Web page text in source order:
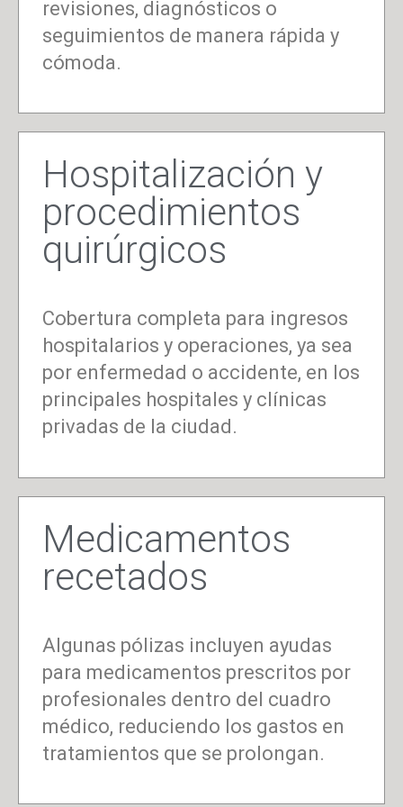
revisiones, diagnósticos o
seguimientos de manera rápida y
cómoda.
Hospitalización y
procedimientos
quirúrgicos
Cobertura completa para ingresos
hospitalarios y operaciones, ya sea
por enfermedad o accidente, en los
principales hospitales y clínicas
privadas de la ciudad.
Medicamentos
recetados
Algunas pólizas incluyen ayudas
para medicamentos prescritos por
profesionales dentro del cuadro
médico, reduciendo los gastos en
tratamientos que se prolongan.